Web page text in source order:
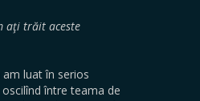
aţi trăit aceste
luat în serios
între teama de